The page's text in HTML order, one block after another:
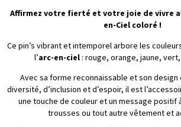
Affirmez votre fierté et votre joie de vivre
en-Ciel coloré !
Ce pin’s vibrant et intemporel arbore les
l’arc-en-ciel : rouge, orange, jaune,
Avec sa forme reconnaissable et son
diversité, d’inclusion et d’espoir, il est
une touche de couleur et un message positif
trousses ou tout autre vêtement et